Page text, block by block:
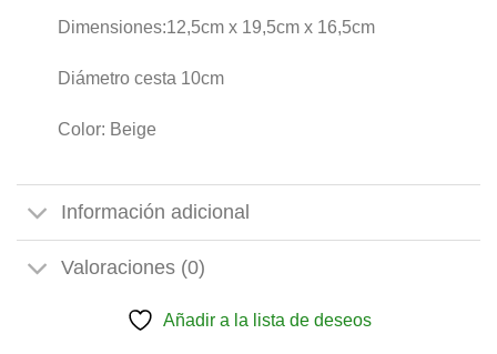
Dimensiones:12,5cm x 19,5cm x 16,5cm
Diámetro cesta 10cm
Color: Beige
Información adicional
Valoraciones (0)
Añadir a la lista de deseos